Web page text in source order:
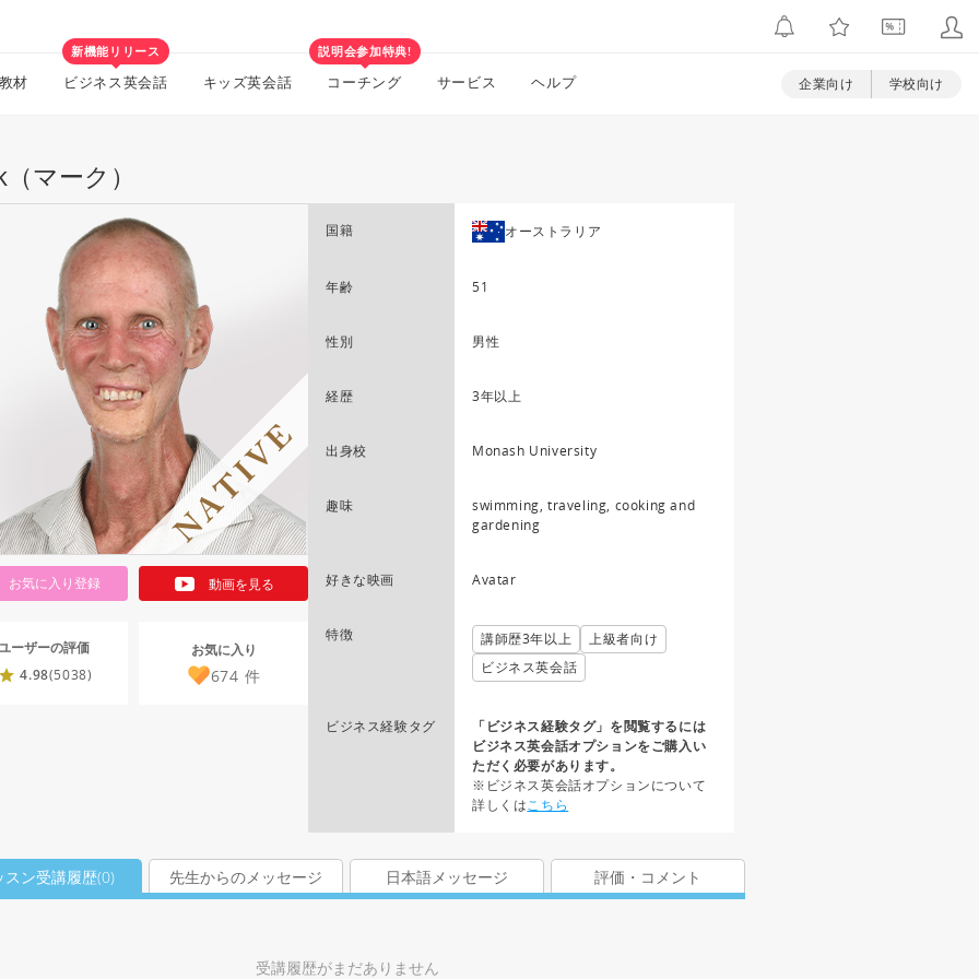
材
新機能リリース
ビジネス英会話 キッズ英会話
説明会参加特典!
コーチング サービス ヘルプ 企業向け 学校向け
マーク）
お気に入り登録 動画を見る
ーザーの評価
4.98(5038)
お気に入り
674 件
国籍 オーストラリア
年齢 51
性別 男性
経歴 3年以上
出身校 Monash University
趣味
swimming, traveling, cooking and
gardening
好きな映画 Avatar
特徴 講師歴3年以上
上級者向け
ビジネス英会話
ビジネス経験タグ
「ビジネス経験タグ」を閲覧するには
ビジネス英会話オプションをご購入い
ただく必要があります。
※ビジネス英会話オプションについて
詳しくはこちら
スン受講履歴(0) 先生からのメッセージ 日本語メッセージ 評価・コメント
受講履歴がまだありません